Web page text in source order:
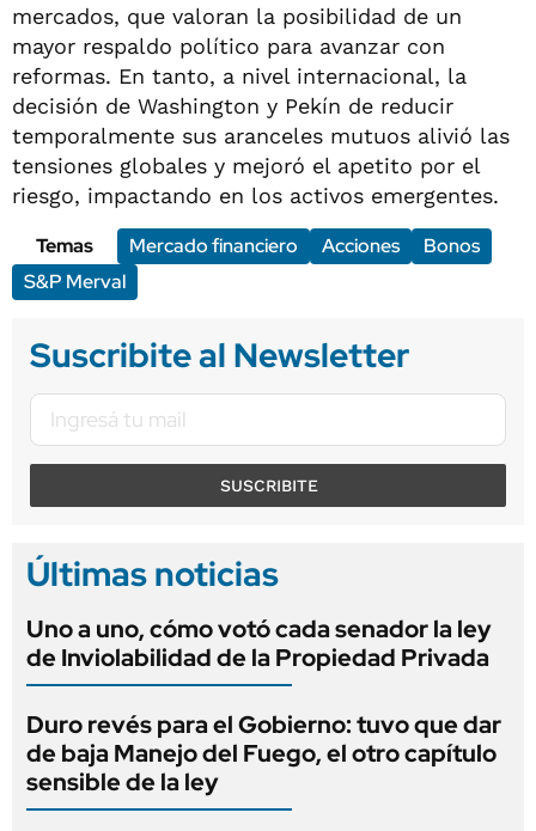
mercados, que valoran la posibilidad de un
mayor respaldo político para avanzar con
reformas. En tanto, a nivel internacional, la
decisión de Washington y Pekín de reducir
temporalmente sus aranceles mutuos alivió las
tensiones globales y mejoró el apetito por el
riesgo, impactando en los activos emergentes.
Temas
Mercado financiero Acciones
Bonos
S&P Merval
Suscribite al Newsletter
SUSCRIBITE
Últimas noticias
Uno a uno, cómo votó cada senador la ley
de Inviolabilidad de la Propiedad Privada
Duro revés para el Gobierno: tuvo que dar
de baja Manejo del Fuego, el otro capítulo
sensible de la ley